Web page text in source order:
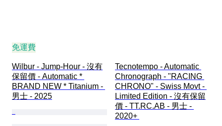
免運費
Wilbur - Jump-Hour - 沒有
保留價 - Automatic *
BRAND NEW * Titanium -
男士 - 2025
Tecnotempo - Automatic
Chronograph - "RACING
CHRONO" - Swiss Movt -
Limited Edition - 沒有保留
價 - TT.RC.AB - 男士 -
2020+